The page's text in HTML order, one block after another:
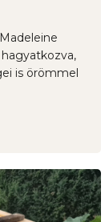
is örömmel